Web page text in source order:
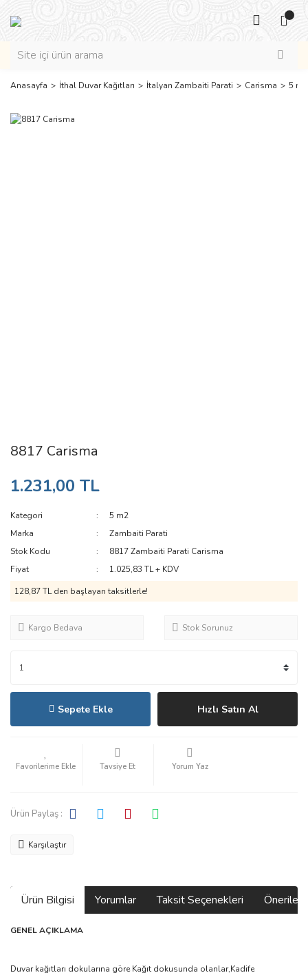
Anasayfa İthal Duvar Kağıtları İtalyan Zambaiti Parati Carisma 5 m2
8817 Carisma
1.231,00 TL
Kategori
5 m2
Marka
Zambaiti Parati
Stok Kodu
8817 Zambaiti Parati Carisma
Fiyat
1.025,83 TL + KDV
128,87 TL den başlayan taksitlerle!
Kargo Bedava Stok Sorunuz
Sepete Ekle Hızlı Satın Al
Tavsiye Et Yorum Yaz
Ürün Paylaş :
Karşılaştır
Ürün Bilgisi Yorumlar Taksit Seçenekleri
GENEL AÇIKLAMA
Duvar kağıtları dokularına göre Kağıt dokusunda olanlar,Kadife